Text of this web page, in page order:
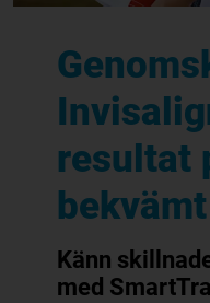
resultat
Känn
med